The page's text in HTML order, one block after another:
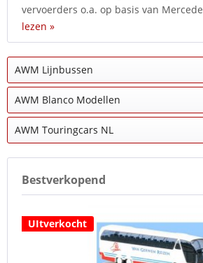
vervoerders o.a. op basis van
lezen »
AWM Lijnbussen
AWM Blanco Modellen
AWM Touringcars NL
Bestverkopend
UItverkocht